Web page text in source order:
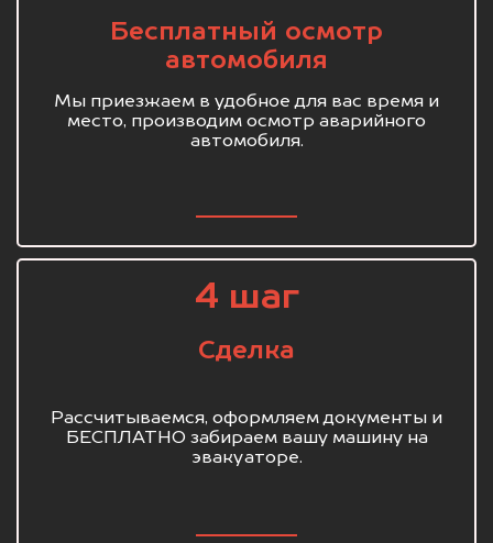
Бесплатный осмотр
автомобиля
Мы приезжаем в удобное для вас время и
место, производим осмотр аварийного
автомобиля.
4 шаг
Сделка
Рассчитываемся, оформляем документы и
БЕСПЛАТНО забираем вашу машину на
эвакуаторе.